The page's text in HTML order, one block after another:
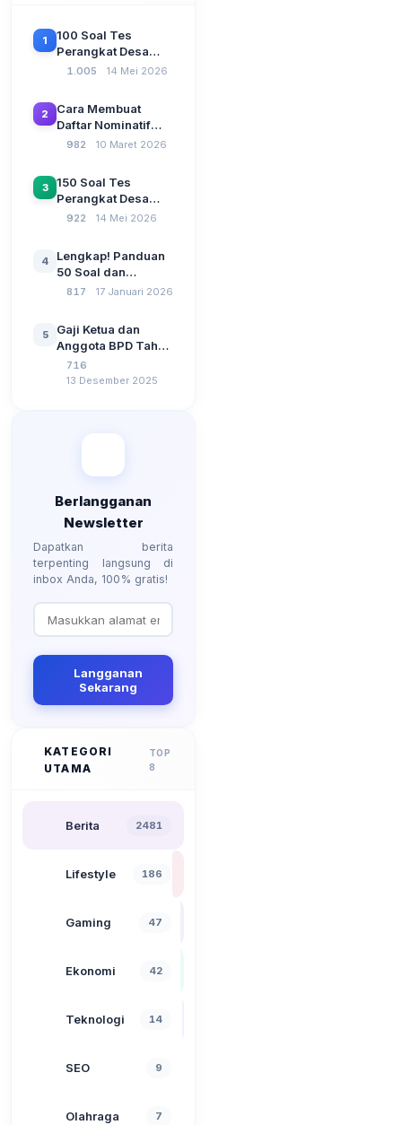
1
100 Soal Tes
Perangkat Desa
Terbaru 2026
CAT Berbasis UU
Desa No. 3 Tahun
2024
1.005 14 Mei 2026
2
Cara Membuat
Daftar Nominatif
Siltap di Aplikasi
SPP Pencairan
Dana Desa
982 10 Maret 2026
3
150 Soal Tes
Perangkat Desa
2026: Administrasi
Kebangsaan, dan
Komputer Beserta
Jawaban Paling
922 14 Mei 2026
4
Lengkap! Panduan
50 Soal dan
Jawaban Tes
Berdasarkan UU No
3 Tahun 2024
817 17 Januari 2026
5
Gaji Ketua dan
Anggota BPD Tahun
2026, Berapa
Besarannya? Ada
716
13 Desember 2025
Berlangganan
Newsletter
Dapatkan berita
terpenting langsung di
inbox Anda, 100% gratis!
Langganan
Sekarang
KATEGORI
UTAMA
TOP
8
Berita 2481
Lifestyle 186
Gaming 47
Ekonomi 42
Teknologi 14
SEO 9
Olahraga 7